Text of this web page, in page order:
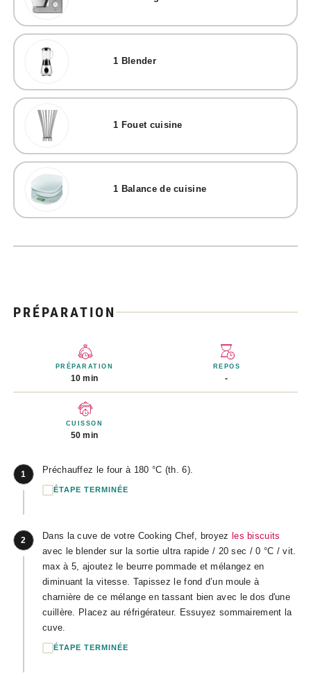
1 Blender
1 Fouet cuisine
1 Balance de cuisine
PRÉPARATION
PRÉPARATION
10 min
REPOS
-
CUISSON
50 min
1 Préchauffez le four à 180 °C (th. 6).
ÉTAPE TERMINÉE
2 Dans la cuve de votre Cooking Chef, broyez les biscuits
avec le blender sur la sortie ultra rapide / 20 sec / 0 °C / vit.
max à 5, ajoutez le beurre pommade et mélangez en
diminuant la vitesse. Tapissez le fond d’un moule à
charnière de ce mélange en tassant bien avec le dos d'une
cuillère. Placez au réfrigérateur. Essuyez sommairement la
cuve.
ÉTAPE TERMINÉE